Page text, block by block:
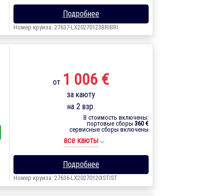
Подробнее
Номер круиза: 27637-LX20270123BRIBRI
от 1 006 €
за каюту
на 2 взр.
В стоимость включены:
портовые сборы 360 €
сервисные сборы включены
все каюты
Подробнее
Номер круиза: 27636-LX20270120ISTIST